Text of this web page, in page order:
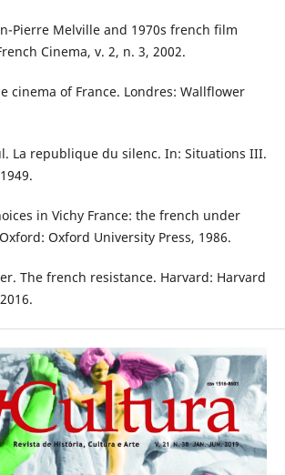
Pierre Melville and 1970s french film
Cinema, v. 2, n. 3, 2002.
cinema of France. Londres: Wallflower
La republique du silenc. In: Situations III.
in Vichy France: the french under
Oxford University Press, 1986.
The french resistance. Harvard: Harvard